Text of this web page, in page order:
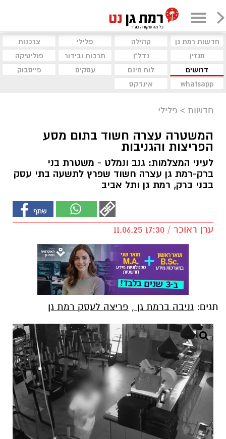
חדשות רמת גן קהילה פלילי
צרכנות
מגזין
נדל"ן תרבות ובידור
פוליטיקה
דרושים
לוח חינם עסקים
פייסבוק
whatsapp
אינדקס
חדשות > פלילי
המשטרה עצרה חשוד בתום מסע
הפריצות והגניבות
לעיני המצלמות: גנב ונמלט - משטרת בני
ברק-רמת גן עצרה חשוד שפרץ לתשעה בתי עסק
בבני ברק, רמת גן ותל אביב
ערן ראוכר / 17:30 11.06.25
גניבה ברמת גן, פריצה לעסק רמת גן
צילום: דוברות המשטרה